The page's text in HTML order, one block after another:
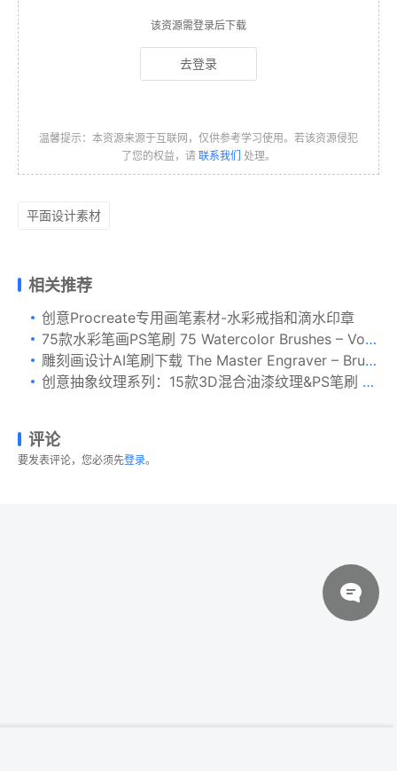
该资源需登录后下载
去登录
温馨提示：本资源来源于互联网，仅供参考学习使用。若该资源侵犯
了您的权益，请 联系我们 处理。
平面设计素材
相关推荐
创意Procreate专用画笔素材-水彩戒指和滴水印章
75款水彩笔画PS笔刷 75 Watercolor Brushes – Vol.2
雕刻画设计AI笔刷下载 The Master Engraver – Brushes
创意抽象纹理系列：15款3D混合油漆纹理&PS笔刷 Verve, Vol. 1 (Exclusive)
评论
要发表评论，您必须先登录。